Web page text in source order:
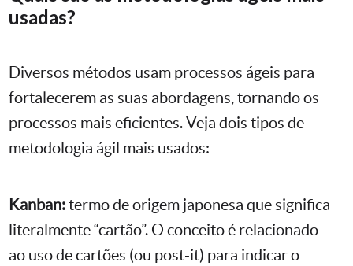
usadas?
Diversos métodos usam processos ágeis para
fortalecerem as suas abordagens, tornando os
processos mais eficientes. Veja dois tipos de
metodologia ágil mais usados:
Kanban:termo de origem japonesa que significa
literalmente “cartão”. O conceito é relacionado
ao uso de cartões (ou post-it) para indicar o